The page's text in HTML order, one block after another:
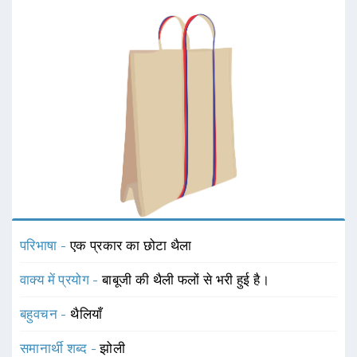
परिभाषा -एक प्रकार का छोटा थैला
वाक्य में प्रयोग -बाबूजी की थैली फलों से भरी हुई है।
बहुवचन -थैलियाँ
समानार्थी शब्द -झोली